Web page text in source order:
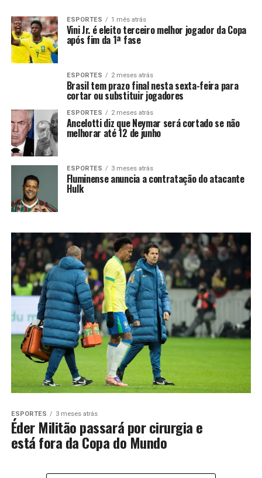
ESPORTES 1 mês atrás
Vini Jr. é eleito terceiro melhor jogador da Copa
após fim da 1ª fase
ESPORTES 2 meses atrás
Brasil tem prazo final nesta sexta-feira para
cortar ou substituir jogadores
ESPORTES 2 meses atrás
Ancelotti diz que Neymar será cortado se não
melhorar até 12 de junho
ESPORTES 3 meses atrás
Fluminense anuncia a contratação do atacante
Hulk
ESPORTES 3 meses atrás
Éder Militão passará por cirurgia e
está fora da Copa do Mundo